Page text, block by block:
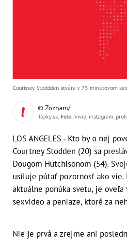
Courtney Stoddden stvára v 75 minútovom
© Zoznam/
Topky.sk, Foto: Vivid, instagram,
LOS ANGELES - Kto by o nej
Courtney Stodden (20) sa
Dougom Hutchisonom (54).
usiluje pútať pozornosť ako vie.
aktuálne ponúka svetu, je
sexvideo a peniaze, ktoré za
Nie je prvá a zrejme ani